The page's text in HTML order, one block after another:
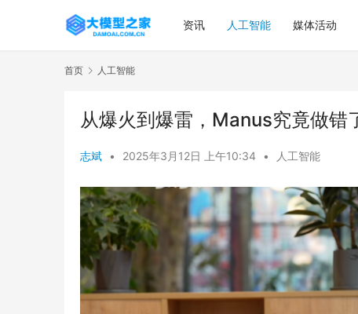
资讯 人工智能 媒体活动
首页 人工智能
从爆火到爆雷，Manus究竟做错
志斌 • 2025年3月12日 上午10:34 • 人工智能